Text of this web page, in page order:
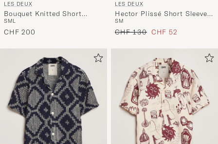
LES DEUX
Bouquet Knitted Short
Sleeve Shirt Eggnog White
SML
CHF 200
LES DEUX
Hector Plissé Short Sleeve
Shirt Black
SM
Regulärer Preis
CHF 130 Reduzierter Preis
CHF 52